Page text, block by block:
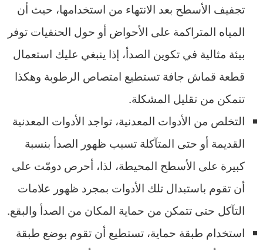
تجفيف الأسطح بعد الانتهاء من استخدامها، حيث أن
المياه المتراكمة على الأحواض أو حول الحنفيات توفر
بيئة مثالية في تكوين الصدأ، إذا ينبغي عليك استعمال
قطعة قماش جافة تستطيع امتصاص الرطوبة وهكذا
تتمكن من تقليل المشكلة.
التخلص من الأدوات المعدنية، تواجد الأدوات المعدنية
القديمة أو حتى المتآكلة تسبب ظهور الصدأ بنسبة
كبيرة على الأسطح المحيطة، لذا، أحرص دومّت على
أن تقوم باستبدال تلك الأدوات بمجرد ظهور علامات
التآكل حتى تتمكن من حماية المكان من الصدأ والبقع.
استخدام طبقة حماية، تستطيع أن تقوم بوضع طبقة